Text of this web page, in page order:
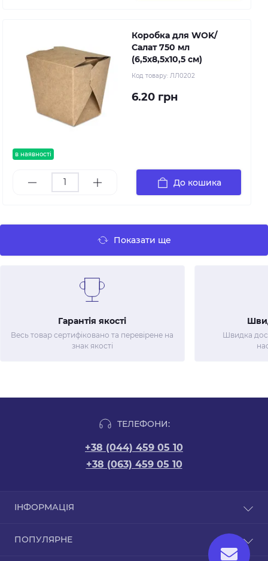
в наявності
Коробка для WOK/
Салат 750 мл
(6,5х8,5х10,5 см)
Код товару: ЛЛ0202
6.20 грн
До кошика
Показати ще
Гарантія якості
Весь товар сертифіковано та перевірене на
знак якості
Швидка
ТЕЛЕФОНИ:
+38 (044) 459 05 10
+38 (063) 459 05 10
ІНФОРМАЦІЯ
Відгуки
ПОПУЛЯРНЕ